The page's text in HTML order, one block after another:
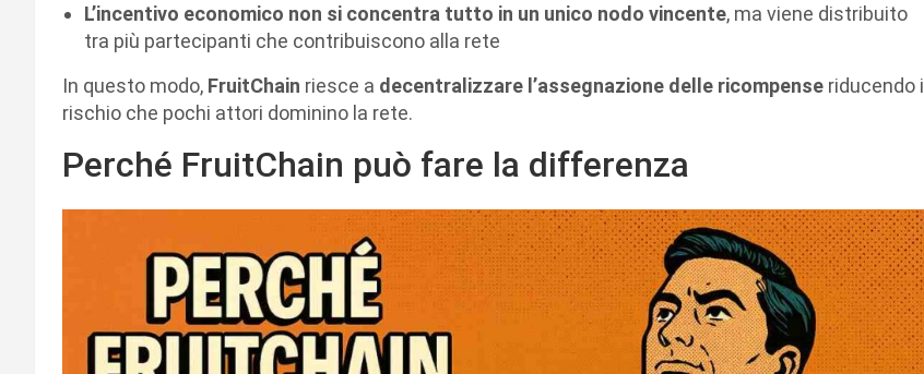
L’incentivo economico non si concentra tutto in un unico nodo vincente, ma viene distribuito
tra più partecipanti che contribuiscono alla rete
In questo modo, FruitChain riesce a decentralizzare l’assegnazione delle ricompense riducendo il
rischio che pochi attori dominino la rete.
Perché FruitChain può fare la differenza